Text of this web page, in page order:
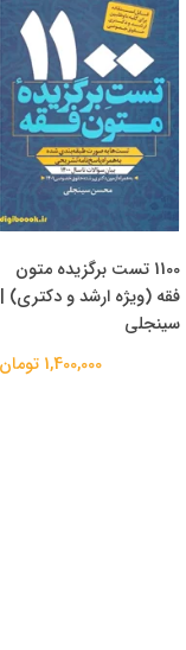
1100 تست برگزیده متون
فقه (ویژه ارشد و دکتری) |
سینجلی
1,400,000 تومان